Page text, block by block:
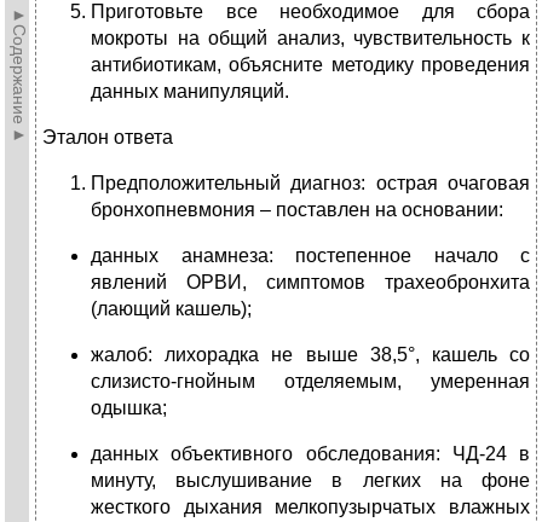
►Содержание►
Приготовьте все необходимое для сбора
мокроты на общий анализ, чувствительность к
антибиотикам, объясните методику проведения
данных манипуляций.
Эталон ответа
Предположительный диагноз: острая очаговая
бронхопневмония – поставлен на основании:
данных анамнеза: постепенное начало с
явлений ОРВИ, симптомов трахеобронхита
(лающий кашель);
жалоб: лихорадка не выше 38,5°, кашель со
слизисто-гнойным отделяемым, умеренная
одышка;
данных объективного обследования: ЧД-24 в
минуту, выслушивание в легких на фоне
жесткого дыхания мелкопузырчатых влажных